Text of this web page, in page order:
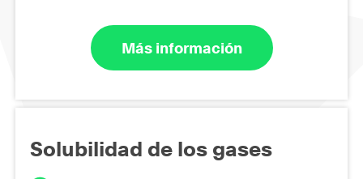
Más información
Solubilidad de los gases